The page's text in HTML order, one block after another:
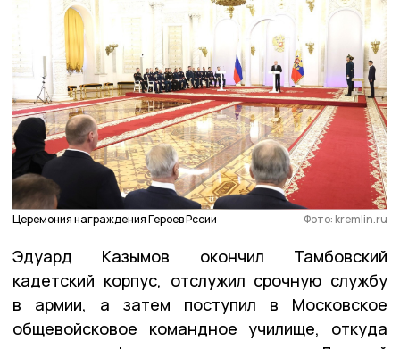
Церемония награждения Героев Рссии Фото: kremlin.ru
Эдуард Казымов окончил Тамбовский
кадетский корпус, отслужил срочную службу
в армии, а затем поступил в Московское
общевойсковое командное училище, откуда